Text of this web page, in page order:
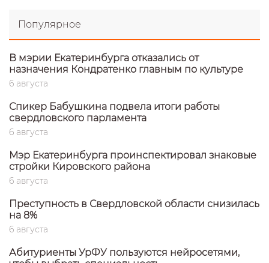
Популярное
В мэрии Екатеринбурга отказались от
назначения Кондратенко главным по культуре
6 августа
Спикер Бабушкина подвела итоги работы
свердловского парламента
6 августа
Мэр Екатеринбурга проинспектировал знаковые
стройки Кировского района
6 августа
Преступность в Свердловской области снизилась
на 8%
6 августа
Абитуриенты УрФУ пользуются нейросетями,